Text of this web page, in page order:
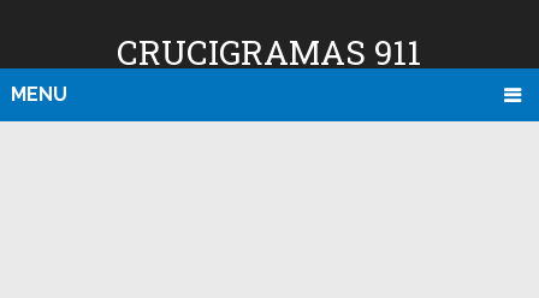
CRUCIGRAMAS 911
MENU